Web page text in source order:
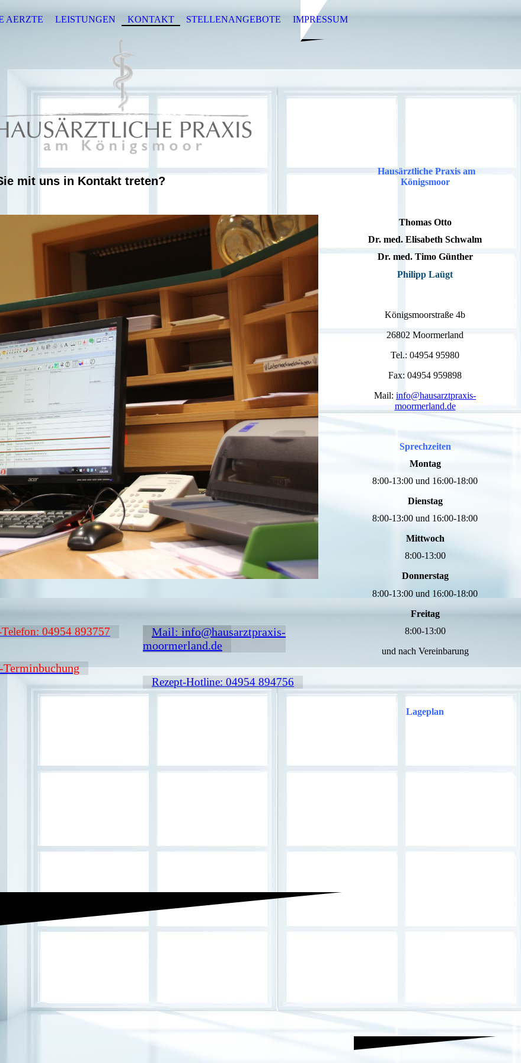
AERZTE LEISTUNGEN KONTAKT STELLENANGEBOTE IMPRESSUM
mit uns in Kontakt treten?
04954 893757
Mail: info@hausarztpraxis-
moormerland.de
Rezept-Hotline: 04954 894756
Hausärztliche Praxis am
Königsmoor
Thomas Otto
Dr. med. Elisabeth Schwalm
Dr. med. Timo Günther
Philipp Laügt
Königsmoorstraße 4b
26802 Moormerland
Tel.: 04954 95980
Fax: 04954 959898
Mail: info@hausarztpraxis-
moormerland.de
Sprechzeiten
Montag
8:00-13:00 und 16:00-18:00
Dienstag
8:00-13:00 und 16:00-18:00
Mittwoch
8:00-13:00
Donnerstag
8:00-13:00 und 16:00-18:00
Freitag
8:00-13:00
und nach Vereinbarung
Lageplan